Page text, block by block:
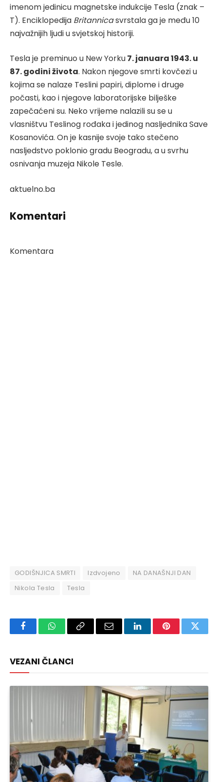
imenom jedinicu magnetske indukcije Tesla (znak –
T). Enciklopedija Britannicasvrstala ga je među 10
najvažnijih ljudi u svjetskoj historiji.
Tesla je preminuo u New Yorku7. januara 1943. u
87. godini života. Nakon njegove smrti kovčezi u
kojima se nalaze Teslini papiri, diplome i druge
počasti, kao i njegove laboratorijske bilješke
zapečaćeni su. Neko vrijeme nalazili su se u
vlasništvu Teslinog rođaka i jedinog nasljednika Save
Kosanovića. On je kasnije svoje tako stečeno
nasljedstvo poklonio gradu Beogradu, a u svrhu
osnivanja muzeja Nikole Tesle.
aktuelno.ba
Komentari
Komentara
GODIŠNJICA SMRTI Izdvojeno
NA DANAŠNJI DAN
Nikola Tesla
Tesla
FacebookWhatsAppCopy
Email LinkedInPinterest
VEZANI ČLANCI